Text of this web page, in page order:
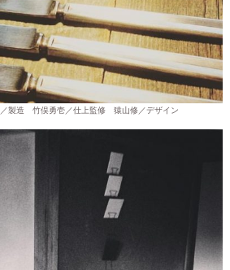
製造 竹俣勇壱／仕上監修 猿山修／デザイン